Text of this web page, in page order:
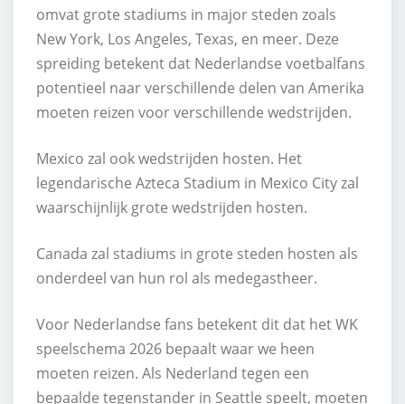
omvat grote stadiums in major steden zoals
New York, Los Angeles, Texas, en meer. Deze
spreiding betekent dat Nederlandse voetbalfans
potentieel naar verschillende delen van Amerika
moeten reizen voor verschillende wedstrijden.
Mexico zal ook wedstrijden hosten. Het
legendarische Azteca Stadium in Mexico City zal
waarschijnlijk grote wedstrijden hosten.
Canada zal stadiums in grote steden hosten als
onderdeel van hun rol als medegastheer.
Voor Nederlandse fans betekent dit dat het WK
speelschema 2026 bepaalt waar we heen
moeten reizen. Als Nederland tegen een
bepaalde tegenstander in Seattle speelt, moeten